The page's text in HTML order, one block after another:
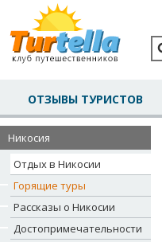
ОТЗЫВЫ ТУРИСТОВ
Никосия
Отдых в Никосии
Горящие туры
Рассказы о Никосии
Достопримечательности